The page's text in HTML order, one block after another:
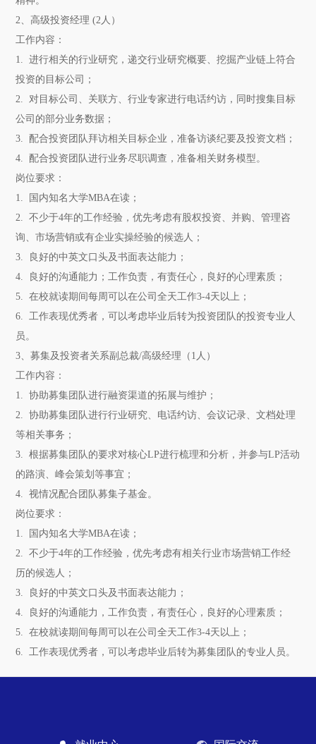
2、高级投资经理 (2人）
工作内容：
1. 进行相关的行业研究，递交行业研究概要、挖掘产业链上符合
投资的目标公司；
2. 对目标公司、关联方、行业专家进行电话约访，同时搜集目标
公司的部分业务数据；
3. 配合投资团队拜访相关目标企业，准备访谈纪要及投资文档；
4. 配合投资团队进行业务尽职调查，准备相关财务模型。
岗位要求：
1. 国内知名大学MBA在读；
2. 不少于4年的工作经验，优先考虑有股权投资、并购、管理咨
询、市场营销或有企业实操经验的候选人；
3. 良好的中英文口头及书面表达能力；
4. 良好的沟通能力；工作负责，有责任心，良好的心理素质；
5. 在校就读期间每周可以在公司全天工作3-4天以上；
6. 工作表现优秀者，可以考虑毕业后转为投资团队的投资专业人
员。
3、募集及投资者关系副总裁/高级经理（1人）
工作内容：
1. 协助募集团队进行融资渠道的拓展与维护；
2. 协助募集团队进行行业研究、电话约访、会议记录、文档处理
等相关事务；
3. 根据募集团队的要求对核心LP进行梳理和分析，并参与LP活动
的路演、峰会策划等事宜；
4. 视情况配合团队募集子基金。
岗位要求：
1. 国内知名大学MBA在读；
2. 不少于4年的工作经验，优先考虑有相关行业市场营销工作经
历的候选人；
3. 良好的中英文口头及书面表达能力；
4. 良好的沟通能力，工作负责，有责任心，良好的心理素质；
5. 在校就读期间每周可以在公司全天工作3-4天以上；
6. 工作表现优秀者，可以考虑毕业后转为募集团队的专业人员。